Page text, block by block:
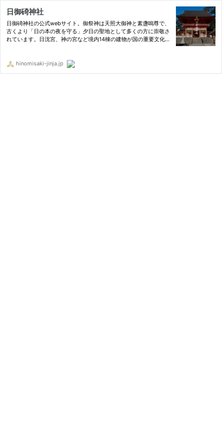
日御碕神社
日御碕神社の公式webサイト。御祭神は天照大御神と素盞嗚尊で、
古くより「日の本の夜を守る」夕日の聖地として多くの方に崇敬さ
れています。日沈宮、神の宮など境内14棟の建物が国の重要文化財
hinomisaki-jinja.jp